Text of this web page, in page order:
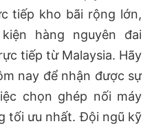
tiếp kho bãi rộng lớn,
hàng nguyên đai
tiếp từ Malaysia. Hãy
nay để nhận được sự
chọn ghép nối máy
tối ưu nhất. Đội ngũ kỹ